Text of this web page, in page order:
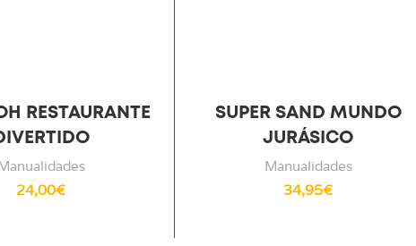
RESTAURANTE
24,00€
SUPER SAND MUNDO
JURÁSICO
Manualidades
34,95€